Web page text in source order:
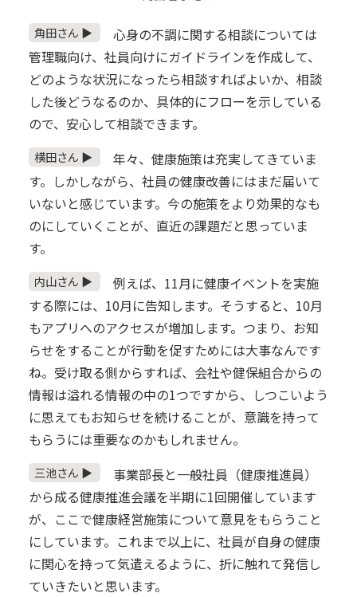
角田さん ▶
心身の不調に関する相談については
管理職向け、社員向けにガイドラインを作成して、
どのような状況になったら相談すればよいか、相談
した後どうなるのか、具体的にフローを示している
ので、安心して相談できます。
横田さん ▶
年々、健康施策は充実してきていま
す。しかしながら、社員の健康改善にはまだ届いて
いないと感じています。今の施策をより効果的なも
のにしていくことが、直近の課題だと思っていま
す。
内山さん ▶
例えば、11月に健康イベントを実施
する際には、10月に告知します。そうすると、10月
もアプリへのアクセスが増加します。つまり、お知
らせをすることが行動を促すためには大事なんです
ね。受け取る側からすれば、会社や健保組合からの
情報は溢れる情報の中の1つですから、しつこいよう
に思えてもお知らせを続けることが、意識を持って
もらうには重要なのかもしれません。
三池さん ▶
事業部長と一般社員（健康推進員）
から成る健康推進会議を半期に1回開催しています
が、ここで健康経営施策について意見をもらうこと
にしています。これまで以上に、社員が自身の健康
に関心を持って気遣えるように、折に触れて発信し
ていきたいと思います。